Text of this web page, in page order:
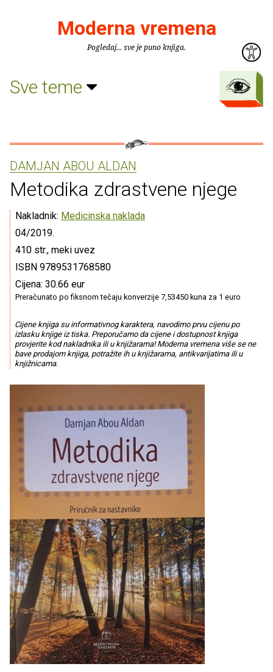
Moderna vremena
Pogledaj... sve je puno knjiga.
Sve teme
DAMJAN ABOU ALDAN
Metodika zdrastvene njege
Nakladnik: Medicinska naklada
04/2019.
410 str., meki uvez
ISBN 9789531768580
Cijena: 30.66 eur
Preračunato po fiksnom tečaju konverzije 7,53450 kuna za 1 euro
Cijene knjiga su informativnog karaktera, navodimo prvu cijenu po
izlasku knjige iz tiska. Preporučamo da cijene i dostupnost knjiga
provjerite kod nakladnika ili u knjižarama! Moderna vremena više se ne
bave prodajom knjiga, potražite ih u knjižarama, antikvarijatima ili u
knjižnicama.